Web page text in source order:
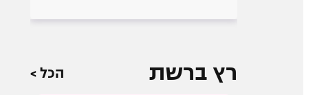
רץ ברשת הכל >